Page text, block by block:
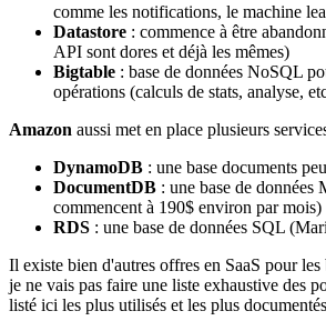
comme les notifications, le machine
Datastore : commence à être
API sont dores et déjà les mêmes)
Bigtable : base de données NoSQL
opérations (calculs de stats, analyse,
Amazon aussi met en place plusieurs
DynamoDB : une base documents
DocumentDB : une base de
commencent à 190$ environ par mois)
RDS : une base de données SQL
Il existe bien d'autres offres en SaaS pour les
je ne vais pas faire une liste exhaustive des
listé ici les plus utilisés et les plus